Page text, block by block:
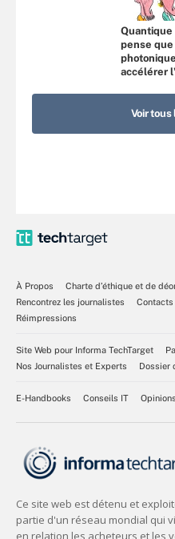
Quantique
pense que
accélérer
Voir
À Propos
Charte d’éthique et de
Rencontrez les journalistes
Contacts
Réimpressions
Site Web pour Informa TechTarget
Nos Journalistes et Experts
Dossier
E-Handbooks Conseils IT Opinions